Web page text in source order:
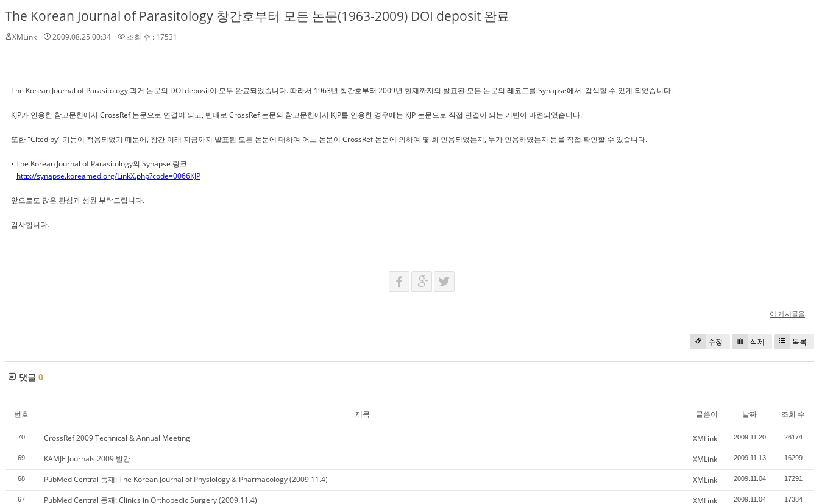
The Korean Journal of Parasitology 창간호부터 모든 논문(1963-2009) DOI deposit 완료
XMLink 2009.08.25 00:34 조회 수 : 17531
The Korean Journal of Parasitology 과거 논문의 DOI deposit이 모두 완료되었습니다. 따라서 1963년 창간호부터 2009년 현재까지의 발표된 모든 논문의 레코드를 Synapse에서 검색할 수 있게 되었습니다.
KJP가 인용한 참고문헌에서 CrossRef 논문으로 연결이 되고, 반대로 CrossRef 논문의 참고문헌에서 KJP를 인용한 경우에는 KJP 논문으로 직접 연결이 되는 기반이 마련되었습니다.
또한 "Cited by" 기능이 적용되었기 때문에, 창간 이래 지금까지 발표된 모든 논문에 대하여 어느 논문이 CrossRef 논문에 의하여 몇 회 인용되었는지, 누가 인용하였는지 등을 직접 확인할 수 있습니다.
• The Korean Journal of Parasitology의 Synapse 링크
http://synapse.koreamed.org/LinkX.php?code=0066KJP
앞으로도 많은 관심과 성원 부탁드립니다.
감사합니다.
이 게시물을
수정 삭제 목록
댓글 0
번호 제목 글쓴이 날짜 조회 수
70 CrossRef 2009 Technical & Annual Meeting XMLink 2009.11.20 26174
69 KAMJE Journals 2009 발간 XMLink 2009.11.13 16299
68 PubMed Central 등재: The Korean Journal of Physiology & Pharmacology (2009.11.4) XMLink 2009.11.04 17291
67 PubMed Central 등재: Clinics in Orthopedic Surgery (2009.11.4) XMLink 2009.11.04 17384